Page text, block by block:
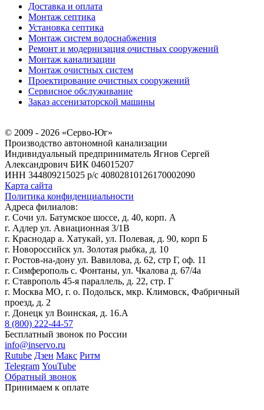
Доставка и оплата
Монтаж септика
Установка септика
Монтаж систем водоснабжения
Ремонт и модернизация очистных сооружений
Монтаж канализации
Монтаж очистных систем
Проектирование очистных сооружений
Сервисное обслуживание
Заказ ассенизаторской машины
© 2009 - 2026 «Серво-Юг»
Производство автономной канализации
Индивидуальный предприниматель Ягнов Сергей
Александрович БИК 046015207
ИНН 344809215025 р/с 40802810126170002090
Карта сайта
Политика конфиденциальности
Адреса филиалов:
г. Сочи ул. Батумское шоссе, д. 40, корп. А
г. Адлер ул. Авиационная 3/1В
г. Краснодар а. Хатукай, ул. Полевая, д. 90, корп Б
г. Новороссийск ул. Золотая рыбка, д. 10
г. Ростов-на-дону ул. Вавилова, д. 62, стр Г, оф. 11
г. Симферополь с. Фонтаны, ул. Чкалова д. 67/4а
г. Ставрополь 45-я параллель, д. 22, стр. Г
г. Москва МО, г. о. Подольск, мкр. Климовск, Фабричный
проезд, д. 2
г. Донецк ул Воинская, д. 16.А
8 (800) 222-44-57
Бесплатный звонок по России
info@inservo.ru
Rutube Дзен Макс Ритм
Telegram YouTube
Обратный звонок
Принимаем к оплате